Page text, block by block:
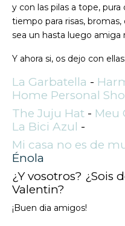
y con las pilas a tope,
tiempo para risas,
sea un hasta luego amiga
Y ahora si, os dejo con ellas:
La Garbatella -
Home Personal
The Juju Hat - Meu
La Bici Azul -
Mi casa no es de
Énola
¿Y vosotros? ¿Sois
Valentin?
¡Buen dia amigos!